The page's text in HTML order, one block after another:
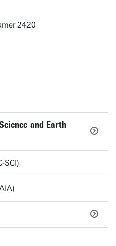
2420
and Earth
SCI)